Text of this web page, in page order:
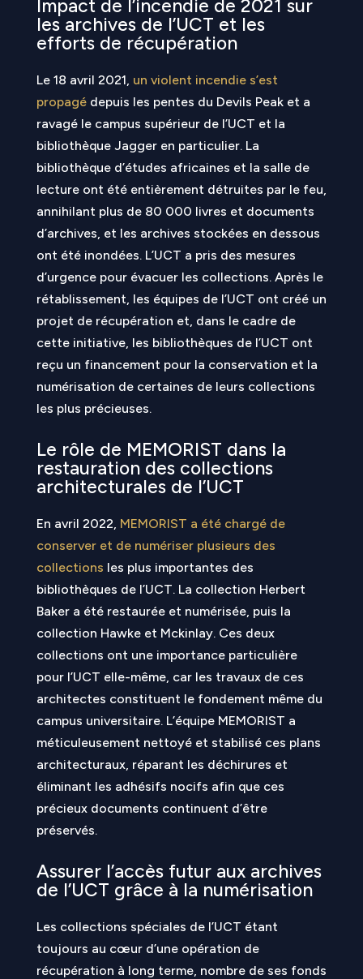
Impact de l’incendie de 2021 sur
les archives de l’UCT et les
efforts de récupération
Le 18 avril 2021, un violent incendie s’est
propagédepuis les pentes du Devils Peak et a
ravagé le campus supérieur de l’UCT et la
bibliothèque Jagger en particulier. La
bibliothèque d’études africaines et la salle de
lecture ont été entièrement détruites par le feu,
annihilant plus de 80 000 livres et documents
d’archives, et les archives stockées en dessous
ont été inondées. L’UCT a pris des mesures
d’urgence pour évacuer les collections. Après le
rétablissement, les équipes de l’UCT ont créé un
projet de récupération et, dans le cadre de
cette initiative, les bibliothèques de l’UCT ont
reçu un financement pour la conservation et la
numérisation de certaines de leurs collections
les plus précieuses.
Le rôle de MEMORIST dans la
restauration des collections
architecturales de l’UCT
En avril 2022, MEMORIST a été chargé de
conserver et de numériser plusieurs des
collections les plus importantes des
bibliothèques de l’UCT. La collection Herbert
Baker a été restaurée et numérisée, puis la
collection Hawke et Mckinlay. Ces deux
collections ont une importance particulière
pour l’UCT elle-même, car les travaux de ces
architectes constituent le fondement même du
campus universitaire. L’équipe MEMORIST a
méticuleusement nettoyé et stabilisé ces plans
architecturaux, réparant les déchirures et
éliminant les adhésifs nocifs afin que ces
précieux documents continuent d’être
préservés.
Assurer l’accès futur aux archives
de l’UCT grâce à la numérisation
Les collections spéciales de l’UCT étant
toujours au cœur d’une opération de
récupération à long terme, nombre de ses fonds